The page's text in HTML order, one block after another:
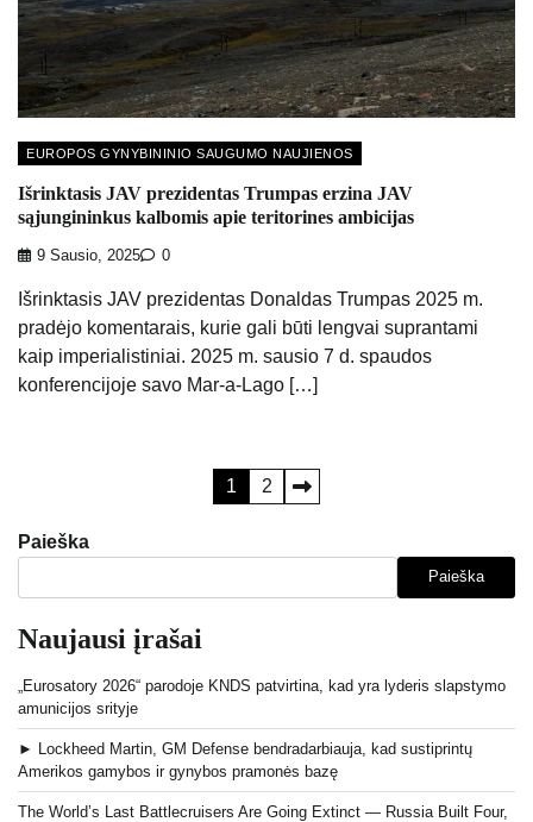
EUROPOS GYNYBININIO SAUGUMO NAUJIENOS
Išrinktasis JAV prezidentas Trumpas erzina JAV
sąjungininkus kalbomis apie teritorines ambicijas
9 Sausio, 2025 0
Išrinktasis JAV prezidentas Donaldas Trumpas 2025 m.
pradėjo komentarais, kurie gali būti lengvai suprantami
kaip imperialistiniai. 2025 m. sausio 7 d. spaudos
konferencijoje savo Mar-a-Lago […]
puslapiavimas
1 2
Paieška
Paieška
Naujausi įrašai
„Eurosatory 2026“ parodoje KNDS patvirtina, kad yra lyderis slapstymo
amunicijos srityje
► Lockheed Martin, GM Defense bendradarbiauja, kad sustiprintų
Amerikos gamybos ir gynybos pramonės bazę
The World’s Last Battlecruisers Are Going Extinct — Russia Built Four,